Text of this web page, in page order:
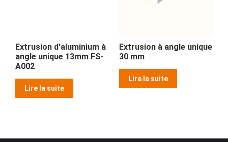
Extrusion d'aluminium à
angle unique 13mm FS-
A002
Lire la suite
Extrusion à angle unique
30 mm
Lire la suite